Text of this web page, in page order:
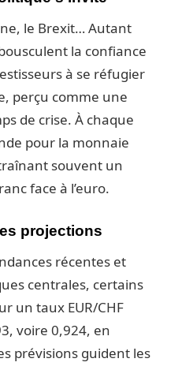
le Brexit… Autant
la confiance
à se réfugier
perçu comme une
de crise. À chaque
pour la monnaie
souvent un
face à l’euro.
projections
récentes et
centrales, certains
un taux EUR/CHF
voire 0,924, en
prévisions guident les